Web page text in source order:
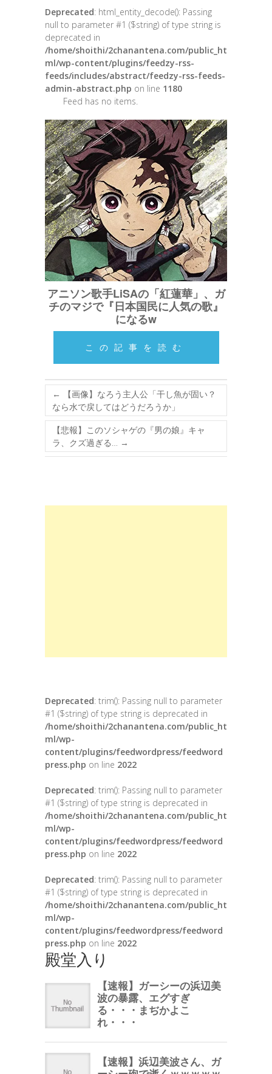
Deprecated: html_entity_decode(): Passing
null to parameter #1 ($string) of type string is
deprecated in
/home/shoithi/2chanantena.com/public_ht
ml/wp-content/plugins/feedzy-rss-
feeds/includes/abstract/feedzy-rss-feeds-
admin-abstract.php on line 1180
Feed has no items.
アニソン歌手LiSAの「紅蓮華」、ガ
チのマジで『日本国民に人気の歌』
になるw
この記事を読む
←
【画像】なろう主人公「干し魚が固い？
なら水で戻してはどうだろうか」
【悲報】このソシャゲの『男の娘』キャ
ラ、クズ過ぎる… →
Deprecated: trim(): Passing null to parameter
#1 ($string) of type string is deprecated in
/home/shoithi/2chanantena.com/public_ht
ml/wp-
content/plugins/feedwordpress/feedword
press.php on line 2022
Deprecated: trim(): Passing null to parameter
#1 ($string) of type string is deprecated in
/home/shoithi/2chanantena.com/public_ht
ml/wp-
content/plugins/feedwordpress/feedword
press.php on line 2022
Deprecated: trim(): Passing null to parameter
#1 ($string) of type string is deprecated in
/home/shoithi/2chanantena.com/public_ht
ml/wp-
content/plugins/feedwordpress/feedword
press.php on line 2022
殿堂入り